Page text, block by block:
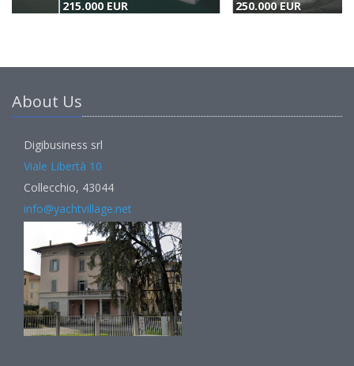
250.000 EUR
About Us
Digibusiness srl
Viale Libertà 10
Collecchio, 43044
info@yachtvillage.net